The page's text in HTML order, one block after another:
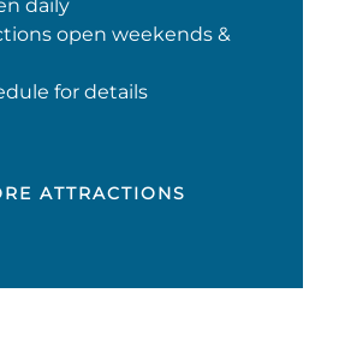
daily
open weekends &
for details
ATTRACTIONS